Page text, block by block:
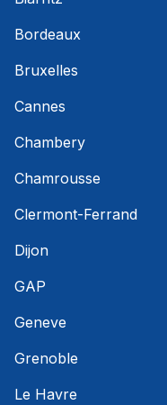
Bordeaux
Bruxelles
Cannes
Chambery
Chamrousse
Clermont-Ferrand
Dijon
GAP
Geneve
Grenoble
Le Havre